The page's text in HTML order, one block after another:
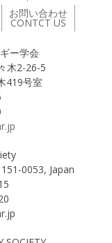
お問い合わせ
CONTCT US
ー学会
木2-26-5
号室
0053, Japan